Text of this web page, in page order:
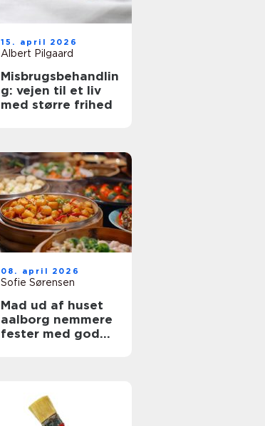
15. april 2026
Albert Pilgaard
Misbrugsbehandlin
g: vejen til et liv
med større frihed
08. april 2026
Sofie Sørensen
Mad ud af huset
aalborg nemmere
fester med god